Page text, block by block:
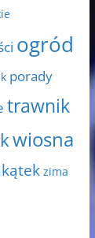
ogród
porady
trawnik
wiosna
zima